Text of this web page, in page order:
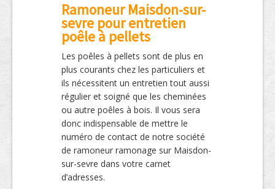
Ramoneur Maisdon-sur-
sevre pour entretien
poêle à pellets
Les poêles à pellets sont de plus en
plus courants chez les particuliers et
ils nécessitent un entretien tout aussi
régulier et soigné que les cheminées
ou autre poêles à bois. Il vous sera
donc indispensable de mettre le
numéro de contact de notre société
de ramoneur ramonage sur Maisdon-
sur-sevre dans votre carnet
d’adresses.